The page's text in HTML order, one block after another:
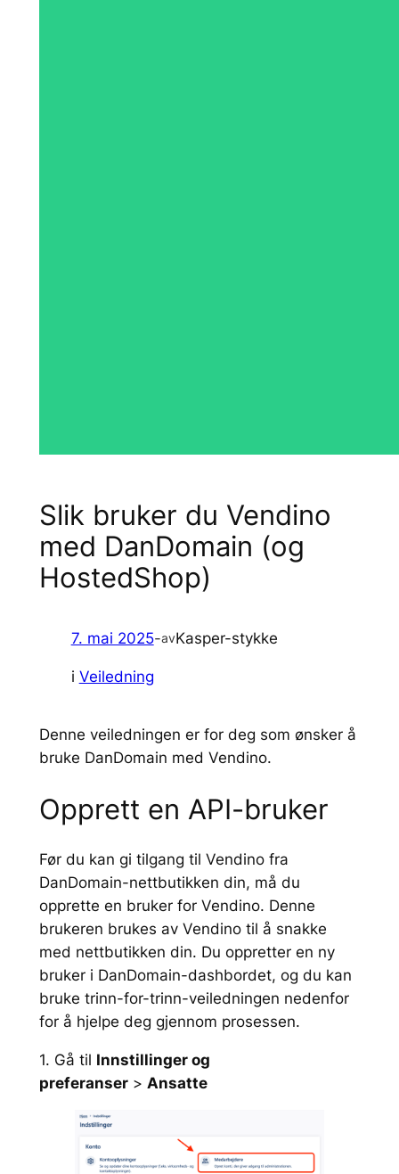
Slik bruker du Vendino
med DanDomain (og
HostedShop)
7. mai 2025-avKasper-stykke
i Veiledning
Denne veiledningen er for deg som ønsker å
bruke DanDomain med Vendino.
Opprett en API-bruker
Før du kan gi tilgang til Vendino fra
DanDomain-nettbutikken din, må du
opprette en bruker for Vendino. Denne
brukeren brukes av Vendino til å snakke
med nettbutikken din. Du oppretter en ny
bruker i DanDomain-dashbordet, og du kan
bruke trinn-for-trinn-veiledningen nedenfor
for å hjelpe deg gjennom prosessen.
1. Gå til Innstillinger og
preferanser> Ansatte